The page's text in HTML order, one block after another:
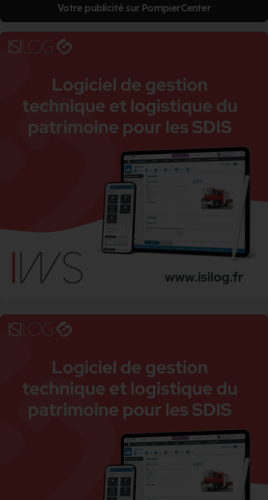
Votre publicité sur PompierCenter